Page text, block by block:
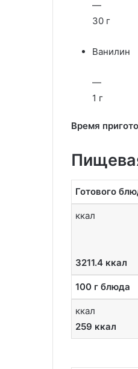
—
30 г
Ванилин
—
1 г
Время
Готового
ккал
3211.4 ккал
100 г блюда
ккал
259 ккал